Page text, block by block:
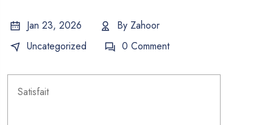
Jan 23, 2026 By Zahoor
Uncategorized
0 Comment
Satisfait